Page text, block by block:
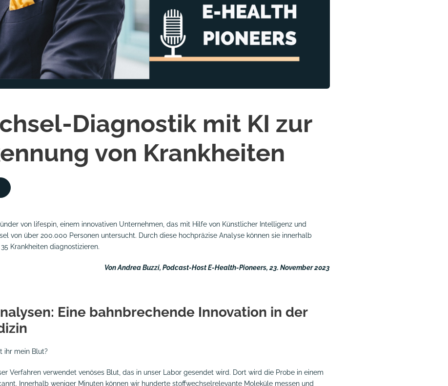
Diagnostik mit KI zur
von Krankheiten
von lifespin , einem innovativen Unternehmen, das mit Hilfe von Künstlicher Intelligenz und
von über 200.000 Personen untersucht. Durch diese hochpräzise Analyse können sie innerhalb
Krankheiten diagnostizieren.
Von Andrea Buzzi, Podcast-Host E-Health-Pioneers, 23. November 2023
Eine bahnbrechende Innovation in der
ihr mein Blut?
Verfahren verwendet venöses Blut, das in unser Labor gesendet wird. Dort wird die Probe in einem
Innerhalb weniger Minuten können wir hunderte stoffwechselrelevante Moleküle messen und